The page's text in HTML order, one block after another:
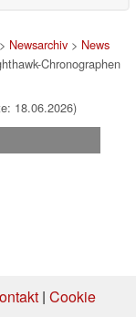
Newsarchiv> News
Chronographen
18.06.2026)
| Cookie